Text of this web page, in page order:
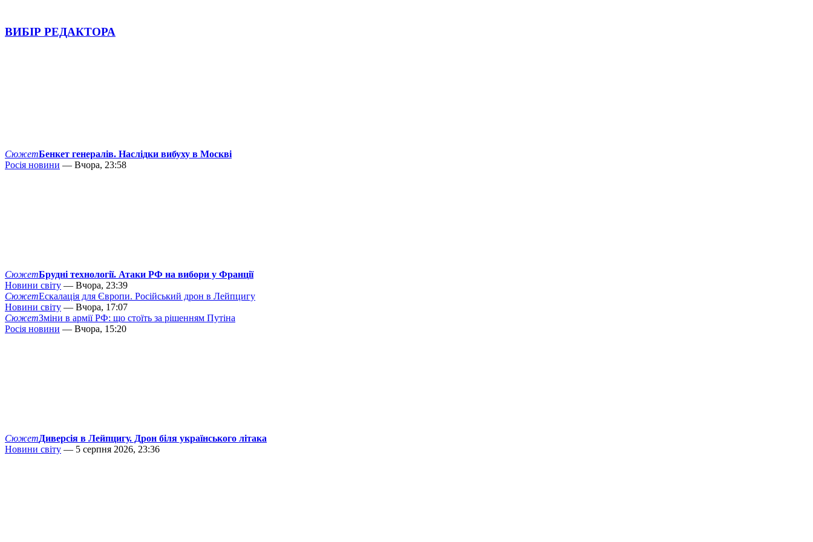
ВИБІР РЕДАКТОРА
СюжетБенкет генералів. Наслідки вибуху в Москві
Росія новини — Вчора, 23:58
СюжетБрудні технології. Атаки РФ на вибори у Франції
Новини світу — Вчора, 23:39
СюжетЕскалація для Європи. Російський дрон в Лейпцигу
Новини світу — Вчора, 17:07
СюжетЗміни в армії РФ: що стоїть за рішенням Путіна
Росія новини — Вчора, 15:20
СюжетДиверсія в Лейпцигу. Дрон біля українського літака
Новини світу — 5 серпня 2026, 23:36